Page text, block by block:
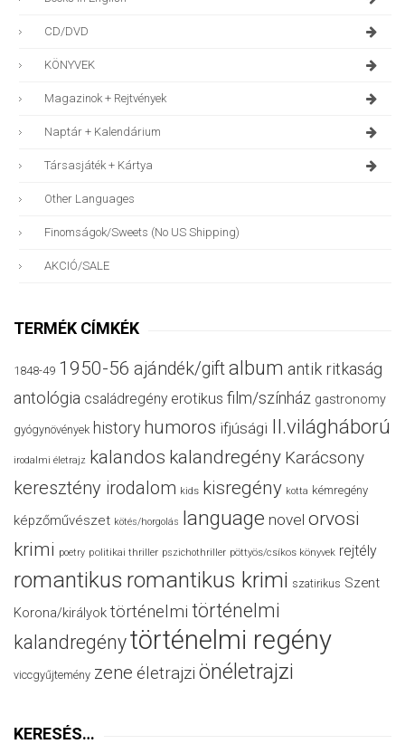
CD/DVD
KÖNYVEK
Magazinok + Rejtvények
Naptár + Kalendárium
Társasjáték + Kártya
Other Languages
Finomságok/sweets (no US Shipping)
AKCIÓ/SALE
TERMÉK CÍMKÉK
1848-49 1950-56 ajándék/giftalbum antik ritkaság
antológia családregény erotikus film/színház gastronomy
gyógynövények history humoros ifjúsági II.világháború
irodalmi életrajz kalandos kalandregény Karácsony
keresztény irodalom kids kisregény kotta kémregény
képzőművészet kötés/horgolás language novel orvosi
krimi poetry politikai thriller pszichothriller pöttyös/csíkos könyvek rejtély
romantikus romantikus krimi szatirikus Szent
Korona/királyok történelmi történelmi
kalandregénytörténelmi regény
viccgyűjtemény zene életrajzi önéletrajzi
KERESÉS…